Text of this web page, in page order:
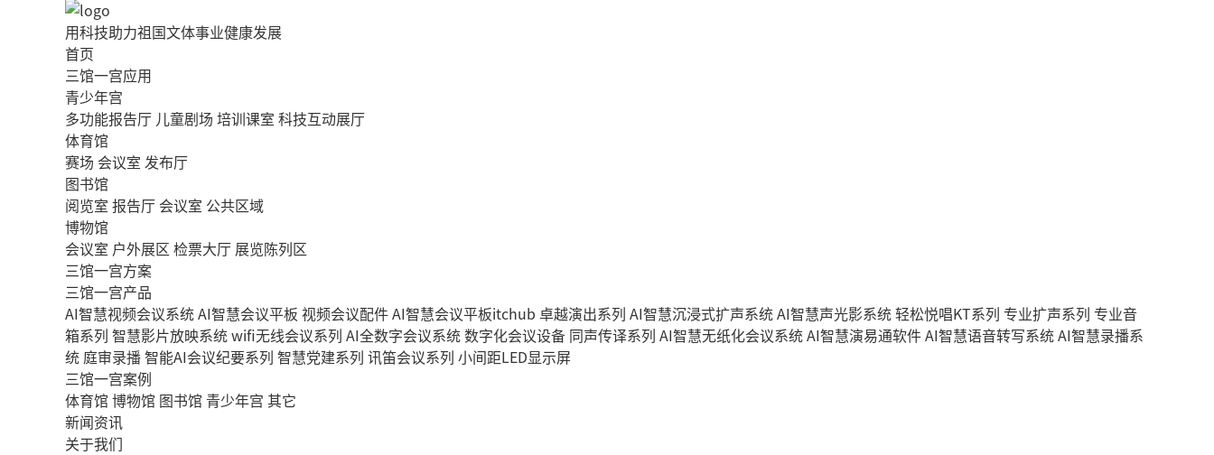
用科技助力祖国文体事业健康发展
首页
三馆一宫应用
青少年宫
多功能报告厅 儿童剧场 培训课室 科技互动展厅
体育馆
赛场 会议室 发布厅
图书馆
阅览室 报告厅 会议室 公共区域
博物馆
会议室 户外展区 检票大厅 展览陈列区
三馆一宫方案
三馆一宫产品
AI智慧视频会议系统AI智慧会议平板 视频会议配件AI智慧会议平板itchub 卓越演出系列 AI智慧沉浸式扩声系统AI智慧声光影系统轻松悦唱KT系列 专业扩声系列 专业音
箱系列 智慧影片放映系统wifi无线会议系列 AI全数字会议系统数字化会议设备 同声传译系列 AI智慧无纸化会议系统AI智慧演易通软件AI智慧语音转写系统AI智慧录播系
统 庭审录播智能AI会议纪要系列 智慧党建系列 讯笛会议系列 小间距LED显示屏
三馆一宫案例
体育馆 博物馆 图书馆 青少年宫 其它
新闻资讯
关于我们